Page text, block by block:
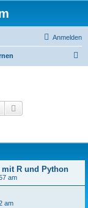
Anmelden
Suche
mit R und Python
am
am